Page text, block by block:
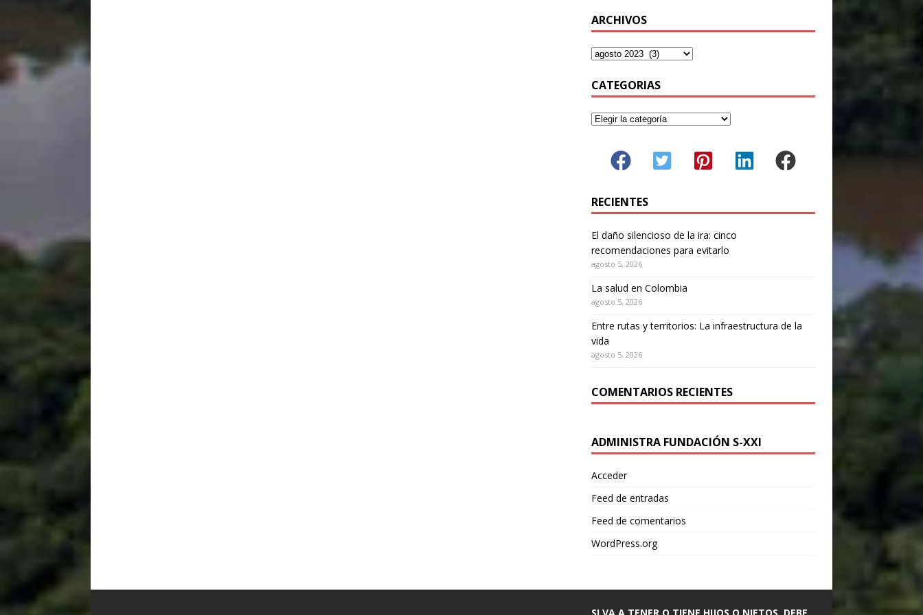
ARCHIVOS
CATEGORIAS
RECIENTES
El daño silencioso de la ira: cinco
recomendaciones para evitarlo
agosto 5, 2026
La salud en Colombia
agosto 5, 2026
Entre rutas y territorios: La infraestructura de la
vida
agosto 5, 2026
COMENTARIOS RECIENTES
ADMINISTRA FUNDACIÓN S-XXI
Acceder
Feed de entradas
Feed de comentarios
WordPress.org